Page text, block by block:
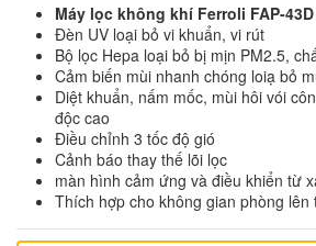
Máy lọc không khí Ferroli FAP-43D
Đèn UV loại bỏ vi khuẩn, vi rút
Bộ lọc Hepa loại bỏ bị mịn PM2.5,
Cảm biến mùi nhanh chóng loiạ bỏ
Diệt khuẩn, nấm mốc, mùi hôi vói
độc cao
Điều chỉnh 3 tốc độ gió
Cảnh báo thay thế lõi lọc
màn hình cảm ứng và điều khiển từ
Thích hợp cho không gian phòng lên